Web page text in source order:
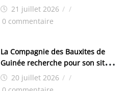
bourses pour la Malaisie
21 juillet 2026 / /
0 commentaire
La Compagnie des Bauxites de
Guinée recherche pour son site
de Kamsar des techniciens
chimistes (H/F)
20 juillet 2026 / /